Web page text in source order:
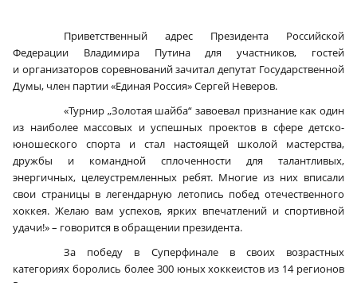
Приветственный адрес Президента Российской
Федерации Владимира Путина для участников, гостей
и организаторов соревнований зачитал депутат Государственной
Думы, член партии «Единая Россия» Сергей Неверов.
«Турнир „Золотая шайба“ завоевал признание как один
из наиболее массовых и успешных проектов в сфере детско-
юношеского спорта и стал настоящей школой мастерства,
дружбы и командной сплоченности для талантливых,
энергичных, целеустремленных ребят. Многие из них вписали
свои страницы в легендарную летопись побед отечественного
хоккея. Желаю вам успехов, ярких впечатлений и спортивной
удачи!» – говорится в обращении президента.
За победу в Суперфинале в своих возрастных
категориях боролись более 300 юных хоккеистов из 14 регионов